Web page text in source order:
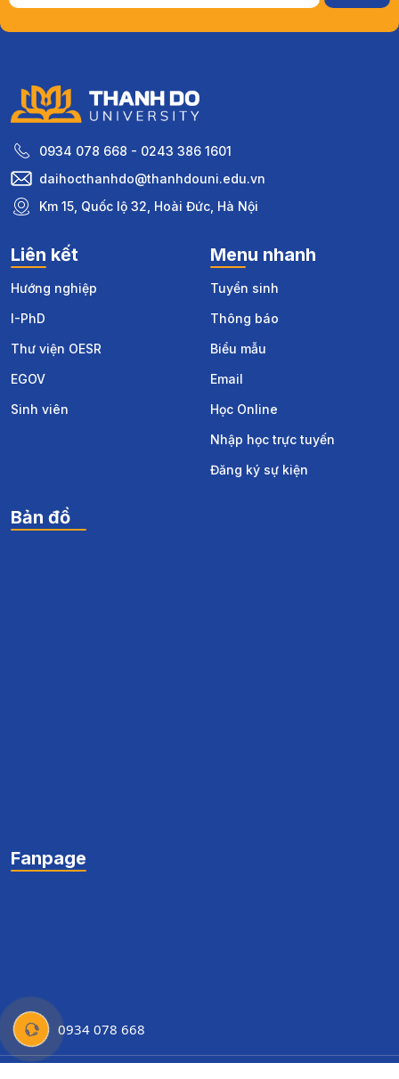
0934 078 668 - 0243 386 1601
daihocthanhdo@thanhdouni.edu.vn
Km 15, Quốc lộ 32, Hoài Đức, Hà Nội
Liên kết
Hướng nghiệp
I-PhD
Thư viện OESR
EGOV
Sinh viên
Menu nhanh
Tuyển sinh
Thông báo
Biểu mẫu
Email
Học Online
Nhập học trực tuyến
Đăng ký sự kiện
Bản đồ
Fanpage
0934 078 668